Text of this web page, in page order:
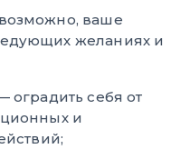
ваше
желаниях и
оградить себя от
и